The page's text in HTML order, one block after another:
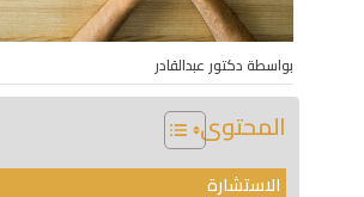
بواسطة دكتور عبدالقادر
المحتوى
الاستشارة